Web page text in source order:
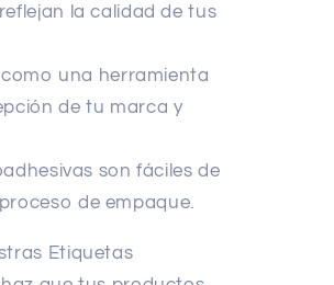
la calidad de tus
una herramienta
de tu marca y
son fáciles de
de empaque.
Etiquetas